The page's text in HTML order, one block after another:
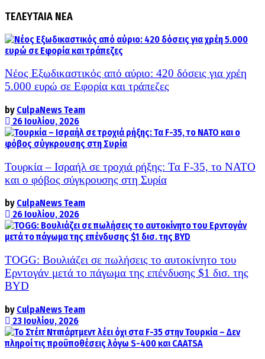
ΤΕΛΕΥΤΑΙΑ ΝΕΑ
Νέος Εξωδικαστικός από αύριο: 420 δόσεις για χρέη
5.000 ευρώ σε Εφορία και τράπεζες
by CulpaNews Team
26 Ιουλίου, 2026
Τουρκία – Ισραήλ σε τροχιά ρήξης: Τα F-35, το ΝΑΤΟ
και ο φόβος σύγκρουσης στη Συρία
by CulpaNews Team
26 Ιουλίου, 2026
TOGG: Βουλιάζει σε πωλήσεις το αυτοκίνητο του
Ερντογάν μετά το πάγωμα της επένδυσης $1 δισ. της
BYD
by CulpaNews Team
23 Ιουλίου, 2026